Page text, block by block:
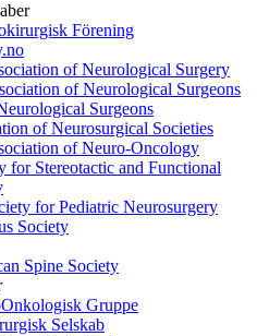
Förening
of Neurological Surgery
of Neurological Surgeons
Surgeons
of Neurosurgical Societies
of Neuro-Oncology
for Stereotactic and Functional
for Pediatric Neurosurgery
Society
Spine Society
Gruppe
Selskab